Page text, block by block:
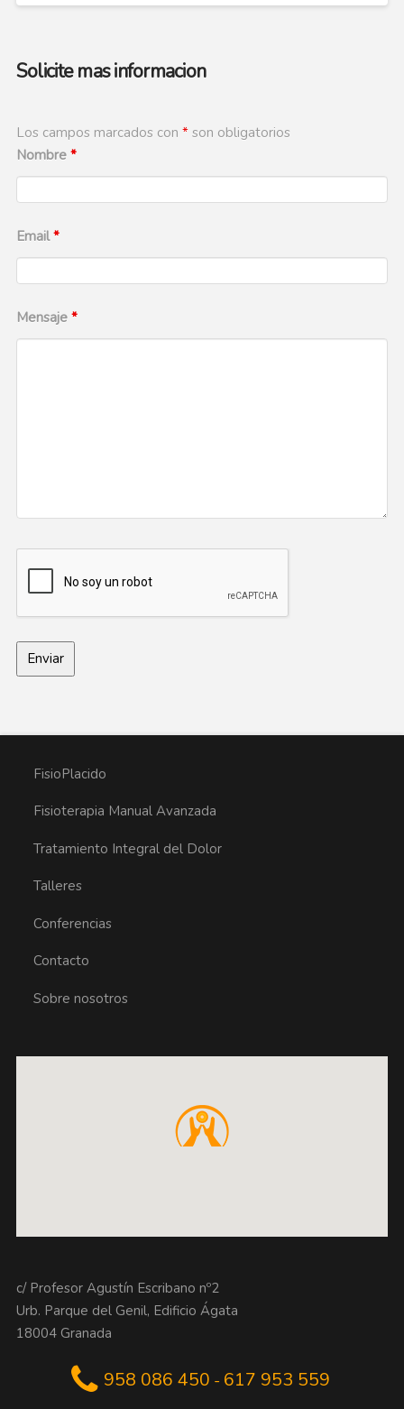
Solicite mas informacion
Los campos marcados con *son obligatorios
Nombre *
Email*
Mensaje *
FisioPlacido
Fisioterapia Manual Avanzada
Tratamiento Integral del Dolor
Talleres
Conferencias
Contacto
Sobre nosotros
c/ Profesor Agustín Escribano nº2
Urb. Parque del Genil, Edificio Ágata
18004 Granada
958 086 450 - 617 953 559